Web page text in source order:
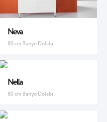
Neva
80 cm Banyo Dolabı
Nella
80 cm Banyo Dolabı